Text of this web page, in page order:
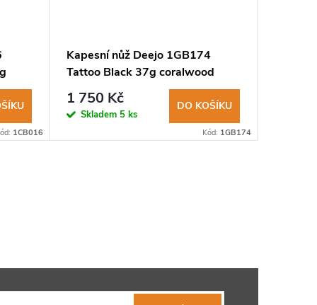
1CB016
Kapesní nůž Deejo 1GB174
Tattoo Black 37g coralwood
Phoenix
1 750 Kč
Skladem 5 ks
DO KOŠÍKU
Kód: 1GB174